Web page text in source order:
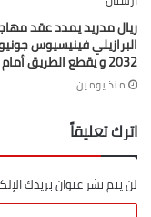
المغرب إلى وقت لاحق.
كما أظهرت الأبحاث
البحث، أن أمير هذه
عناصر باختيار الأهداف
بعمليات الرصد
اقتناء المواد
التخريبية .
ريال مدريد يمدد عقد
البرازيلي فينيسيوس
2032 و يقطع الطريق أمام أرسنال
منذ يومين
اترك تعليقاً
لن يتم نشر عنوان بريدك